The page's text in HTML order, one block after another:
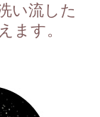
い流した
ます。